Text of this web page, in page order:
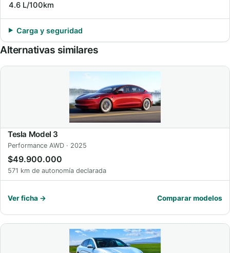
4.6 L/100km
Carga y seguridad
Alternativas similares
Tesla Model 3
Performance AWD · 2025
$49.900.000
571 km de autonomía declarada
Ver ficha → Comparar modelos